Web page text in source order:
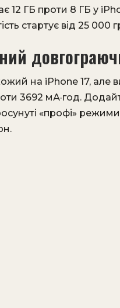
12 ГБ проти 8 ГБ у
стартує від 25 000
на iPhone 17, але
3692 мА·год.
«профі»